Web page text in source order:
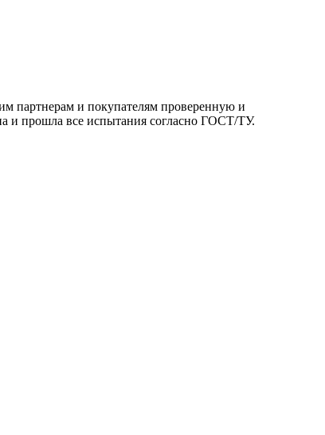
партнерам и покупателям проверенную и
и прошла все испытания согласно ГОСТ/ТУ.